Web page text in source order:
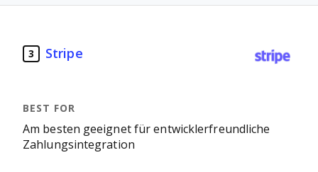
3 Stripe
Am besten geeignet für entwicklerfreundliche
Zahlungsintegration